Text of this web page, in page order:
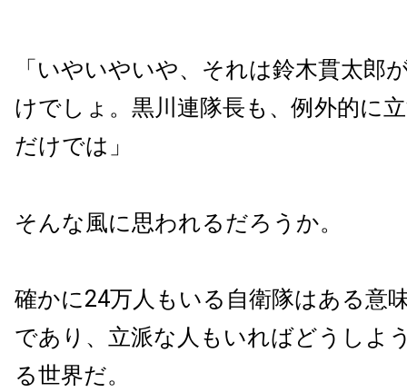
「いやいやいや、それは鈴木貫太郎
けでしょ。黒川連隊長も、例外的に
だけでは」
そんな風に思われるだろうか。
確かに24万人もいる自衛隊はある意
であり、立派な人もいればどうしよ
る世界だ。